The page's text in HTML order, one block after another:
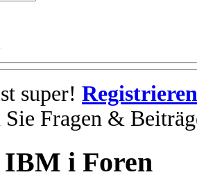
super! Registrieren
Sie Fragen &
IBM i Foren